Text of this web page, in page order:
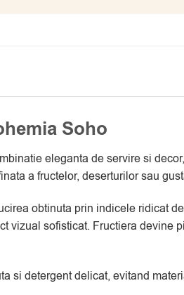
Soho
eleganta de servire si
a fructelor, deserturilor sau
obtinuta prin indicele ridicat
vizual sofisticat. Fructiera
si detergent delicat, evitand